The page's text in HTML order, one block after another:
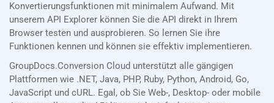
Konvertierungsfunktionen mit minimalem Aufwand. Mit
unserem API Explorer können Sie die API direkt in Ihrem
Browser testen und ausprobieren. So lernen Sie ihre
Funktionen kennen und können sie effektiv implementieren.
GroupDocs.Conversion Cloud unterstützt alle gängigen
Plattformen wie .NET, Java, PHP, Ruby, Python, Android, Go,
JavaScript und cURL. Egal, ob Sie Web-, Desktop- oder mobile